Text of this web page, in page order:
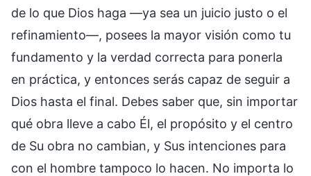
de lo que Dios haga —ya sea un juicio justo o el
refinamiento—, posees la mayor visión como tu
fundamento y la verdad correcta para ponerla
en práctica, y entonces serás capaz de seguir a
Dios hasta el final. Debes saber que, sin importar
qué obra lleve a cabo Él, el propósito y el centro
de Su obra no cambian, y Sus intenciones para
con el hombre tampoco lo hacen. No importa lo